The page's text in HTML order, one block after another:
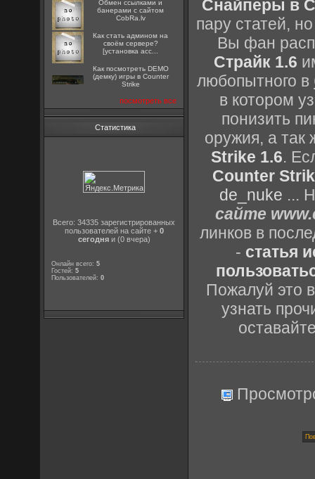
Oбмен ссылками и
банерами с сайтом
CobRa.lv
Как стать админом на
своём сервере?
[установка acc...
Как посмотреть DEMO
(демку) игры в Counter
Strike
посмотреть все
Статистика
Всего: 34335 зарегистрированных
пользователей на сайте + 0
сегодняи (0 вчера)
Онлайн всего:5
Гостей:5
Пользователей:0
Снайперы в
пару статей,
Вы фан
Страйк 1.6
любопытного в
в котором
понизить
оружия, а так
Strike 1.6.
Counter
de_nuke ...
сайте
линков в
- статья
Пожалуй это
узнать